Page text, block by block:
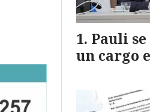
Pauli
un cargo